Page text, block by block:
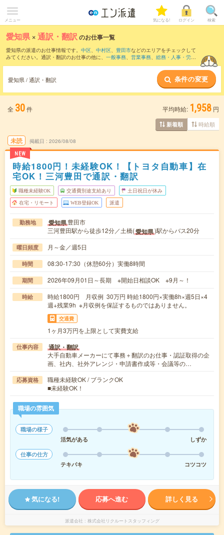
メニュー 気になる! ログイン 検索
愛知県 ×通訳・翻訳のお仕事一覧
愛知県の派遣のお仕事情報です。 中区、 中村区、 豊田市などのエリアをチェックして
みてください。通訳・翻訳のお仕事の他に、 一般事務、 営業事務、 総務・人事・労務
通訳・翻訳のお仕事とは？とは？
愛知県 / 通訳・翻訳 条件の変更
全 30件 平均時給: 1,958 円
新着順 時給順
未読
NEW
掲載日 2026/08/08
時給1800円！未経験OK！【トヨタ自動車】在
宅OK！三河豊田で通訳・翻訳
職種未経験OK 交通費別途支給あり 土日祝日が休み
在宅・リモート WEB登録OK 派遣
勤務地 愛知県豊田市
三河豊田駅から徒歩12分／土橋(愛知県)駅からバス20分
曜日頻度 月～金／週5日
時間 08:30-17:30（休憩60分）実働8時間
期間 2026年09月01日～長期 ※開始日相談OK ※9月～！
時給
時給1800円 月収例 30万円 時給1800円×実働8h×週5日×4
週+残業9h ※月収例を保証するものではありません。
交通費
1ヶ月3万円を上限として実費支給
仕事内容 通訳・翻訳
大手自動車メーカーにて事務＋翻訳のお仕事・認証取得の企
画、社内、社外アレンジ・申請書作成等・会議等の…
応募資格
職種未経験OK / ブランクOK
■未経験OK！
職場の雰囲気
職場の様子
活気がある
しずか
仕事の仕方
テキパキ
コツコツ
気になる! 応募へ進む 詳しく見る
派遣会社 株式会社リクルートスタッフィング